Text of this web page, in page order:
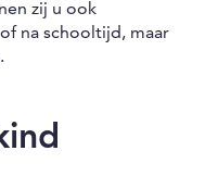
zij u ook
na schooltijd, maar